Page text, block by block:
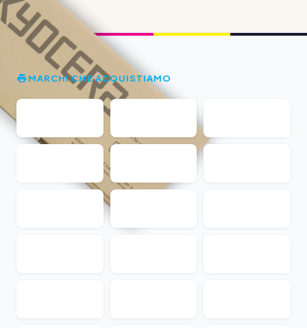
MARCHI CHE ACQUISTIAMO